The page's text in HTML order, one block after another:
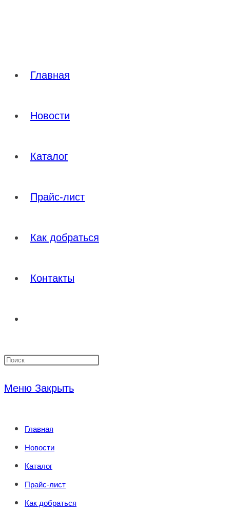
Главная
Новости
Каталог
Прайс-лист
Как добраться
Контакты
поиск
сайту
Нажмите
Меню Закрыть
Главная
Новости
Каталог
Прайс-лист
Как добраться